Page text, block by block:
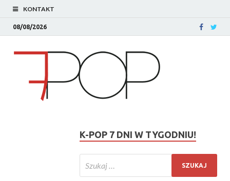
KONTAKT
08/08/2026
K-POP 7 DNI W TYGODNIU!